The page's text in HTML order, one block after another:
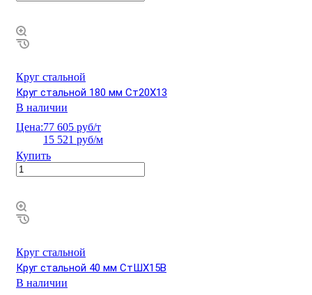
Круг стальной
Круг стальной 180 мм Ст20Х13
В наличии
Цена:77 605 руб/т
15 521 руб/м
Купить
Круг стальной
Круг стальной 40 мм СтШХ15В
В наличии